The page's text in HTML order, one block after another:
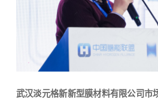
武汉淡元格新新型膜材料有限公司市